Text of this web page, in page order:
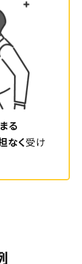
る
なく受け